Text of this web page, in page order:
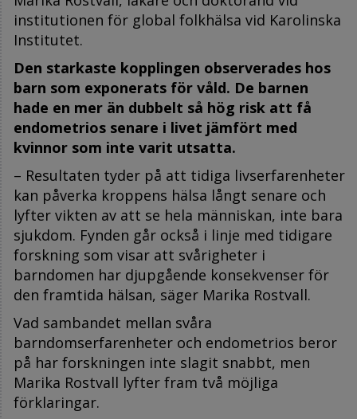
institutionen för global folkhälsa vid Karolinska
Institutet.
Den starkaste kopplingen observerades hos
barn som exponerats för våld. De barnen
hade en mer än dubbelt så hög risk att få
endometrios senare i livet jämfört med
kvinnor som inte varit utsatta.
– Resultaten tyder på att tidiga livserfarenheter
kan påverka kroppens hälsa långt senare och
lyfter vikten av att se hela människan, inte bara
sjukdom. Fynden går också i linje med tidigare
forskning som visar att svårigheter i
barndomen har djupgående konsekvenser för
den framtida hälsan, säger Marika Rostvall.
Vad sambandet mellan svåra
barndomserfarenheter och endometrios beror
på har forskningen inte slagit snabbt, men
Marika Rostvall lyfter fram två möjliga
förklaringar.